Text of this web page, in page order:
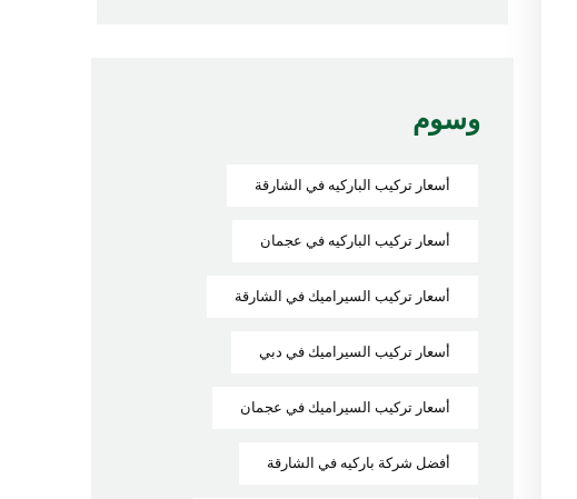
وسوم
أسعار تركيب الباركيه في الشارقة
أسعار تركيب الباركيه في عجمان
أسعار تركيب السيراميك في الشارقة
أسعار تركيب السيراميك في دبي
أسعار تركيب السيراميك في عجمان
أفضل شركة باركيه في الشارقة